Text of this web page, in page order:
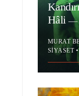
Hâli
MURAT
SIYASET•